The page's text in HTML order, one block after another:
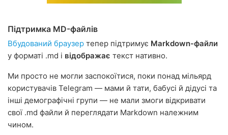
Підтримка MD-файлів
Вбудований браузер тепер підтримує Markdown-файли
у форматі .md і відображає текст нативно.
Ми просто не могли заспокоїтися, поки понад мільярд
користувачів Telegram — мами й тати, бабусі й дідусі та
інші демографічні групи — не мали змоги відкривати
свої .md файли й переглядати Markdown належним
чином.